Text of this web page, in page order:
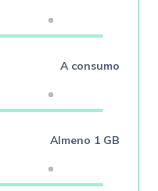
A consumo
Almeno 1 GB